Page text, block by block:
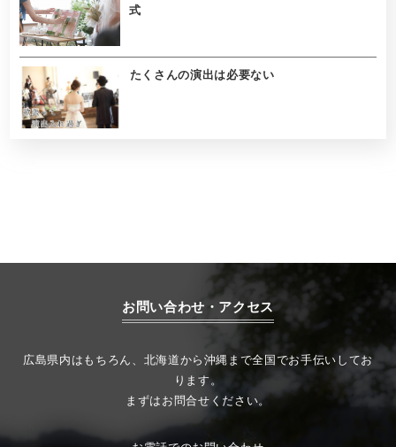
式
たくさんの演出は必要ない
お問い合わせ・アクセス
広島県内はもちろん、北海道から沖縄まで全国でお手伝いしてお
ります。
まずはお問合せください。